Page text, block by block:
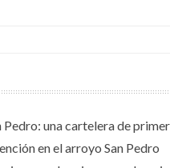
Pedro: una cartelera de
en el arroyo San Pedro